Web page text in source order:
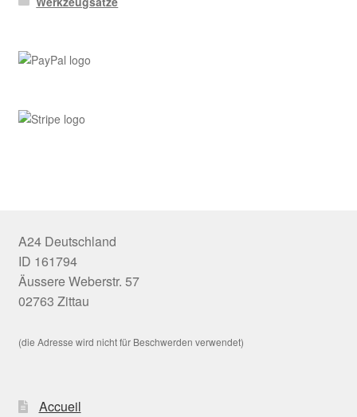
A24 Deutschland
ID 161794
Äussere Weberstr. 57
02763 Zittau
(die Adresse wird nicht für Beschwerden verwendet)
Accueil